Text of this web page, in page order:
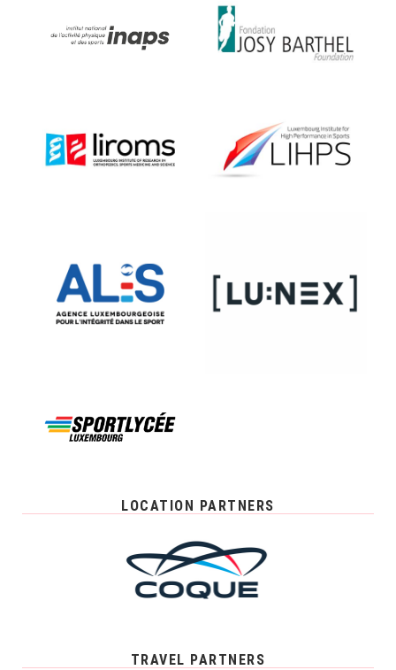
LOCATION PARTNERS
TRAVEL PARTNERS